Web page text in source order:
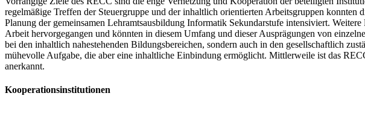
regelmäßige Treffen der Steuergruppe und der inhaltlich orientierten Arbeitsgruppen
Planung der gemeinsamen Lehramtsausbildung Informatik Sekundarstufe intensiviert.
Arbeit hervorgegangen und könnten in diesem Umfang und dieser Ausprägungen von
bei den inhaltlich nahestehenden Bildungsbereichen, sondern auch in den gesellschaftlich
mühevolle Aufgabe, die aber eine inhaltliche Einbindung ermöglicht. Mittlerweile ist das
anerkannt.
Kooperationsinstitutionen